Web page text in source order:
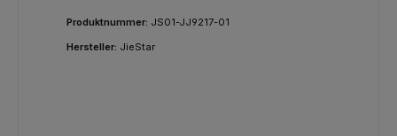
Produktnummer: JS01-JJ9217-01
Hersteller: JieStar